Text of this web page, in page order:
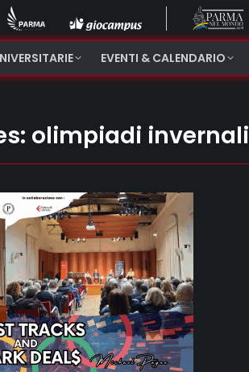
EVENTI & CALENDARIO
olimpiadi invernali